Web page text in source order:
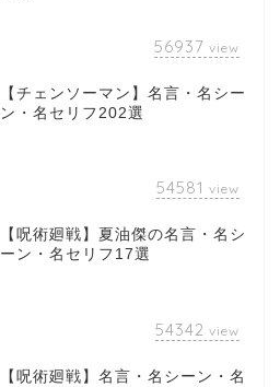
56937 view
【チェンソーマン】名言・名シー
ン・名セリフ202選
54581 view
【呪術廻戦】夏油傑の名言・名シ
ーン・名セリフ17選
54342 view
【呪術廻戦】名言・名シーン・名